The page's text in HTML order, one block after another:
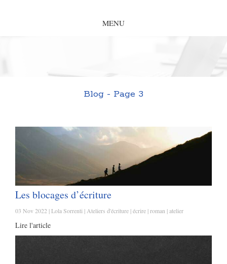
MENU
Blog - Page 3
Les blocages d’écriture
03 Nov 2022 Lola Sorrenti Ateliers d'écriture écrire roman atelier
Lire l'article